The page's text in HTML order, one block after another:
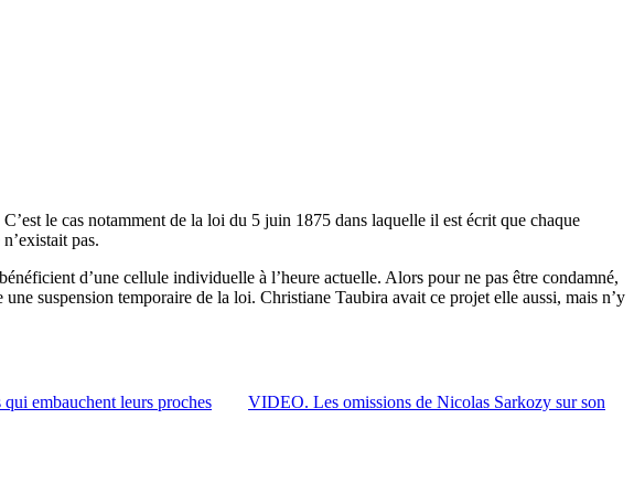
le cas notamment de la loi du 5 juin 1875 dans laquelle il est écrit que chaque
pas.
d’une cellule individuelle à l’heure actuelle. Alors pour ne pas être condamné,
suspension temporaire de la loi. Christiane Taubira avait ce projet elle aussi, mais n’y
embauchent leurs proches
VIDEO. Les omissions de Nicolas Sarkozy sur son